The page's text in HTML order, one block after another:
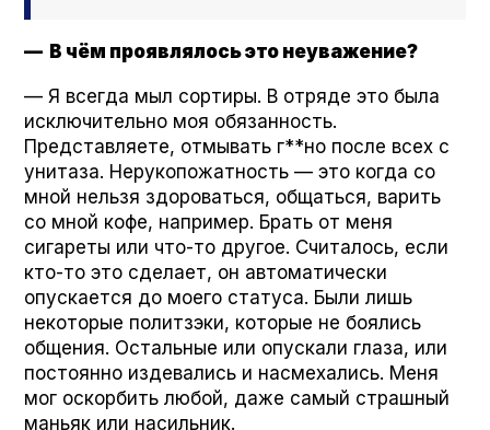
— В чём проявлялось это неуважение?
— Я всегда мыл сортиры. В отряде это была
исключительно моя обязанность.
Представляете, отмывать г**но после всех с
унитаза. Нерукопожатность — это когда со
мной нельзя здороваться, общаться, варить
со мной кофе, например. Брать от меня
сигареты или что-то другое. Считалось, если
кто-то это сделает, он автоматически
опускается до моего статуса. Были лишь
некоторые политзэки, которые не боялись
общения. Остальные или опускали глаза, или
постоянно издевались и насмехались. Меня
мог оскорбить любой, даже самый страшный
маньяк или насильник.